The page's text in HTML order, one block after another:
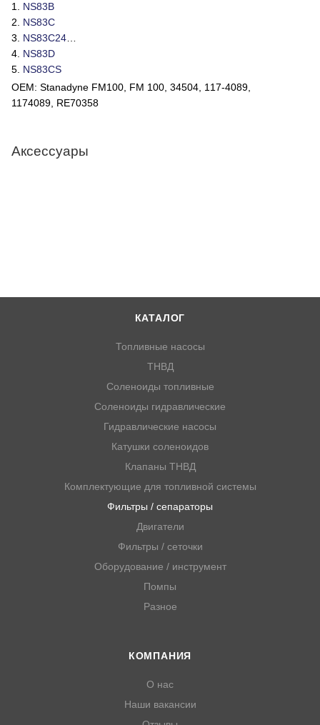
1. NS83B
2. NS83C
3. NS83C24
4. NS83D
5. NS83CS
OEM: Stanadyne FM100, FM 100, 34504, 117-4089,
1174089, RE70358
Аксессуары
КАТАЛОГ
Топливные насосы
ТНВД
Соленоиды топливные
Соленоиды гидравлические
Гидравлические насосы
Катушки соленоидов
Клапаны ТНВД
Комплектующие для топливной системы
Фильтры / сепараторы
Двигатели
Фильтры / сеточки
Оборудование / инструмент
Помпы
Разное
КОМПАНИЯ
О нас
Наши вакансии